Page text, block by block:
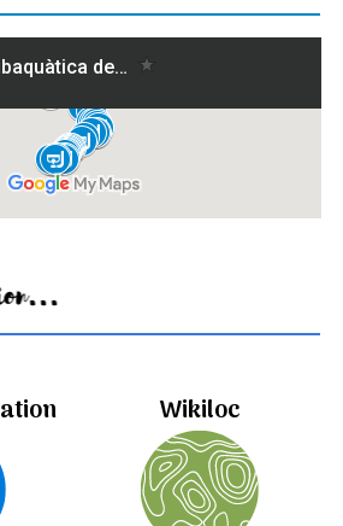
Wikiloc